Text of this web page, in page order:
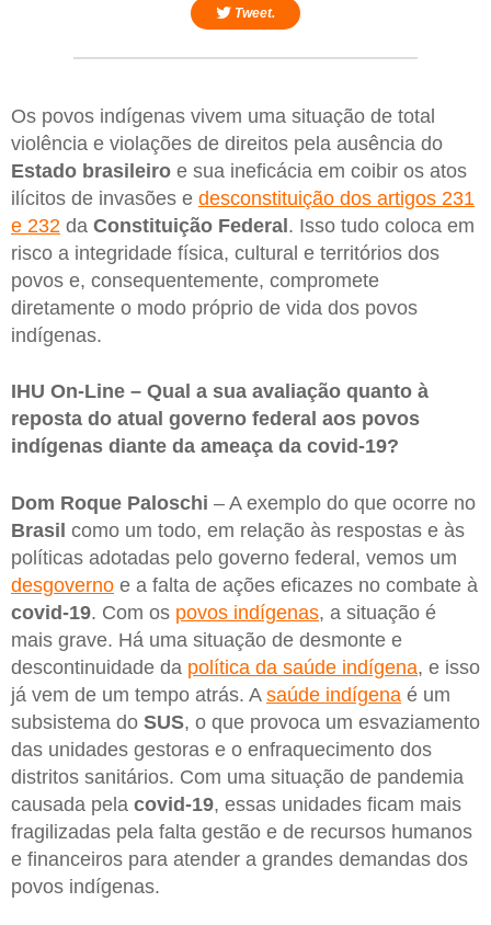
Tweet.
Os povos indígenas vivem uma situação de total
violência e violações de direitos pela ausência do
Estado brasileiro e sua ineficácia em coibir os atos
ilícitos de invasões e desconstituição dos artigos 231
e 232 da Constituição Federal. Isso tudo coloca em
risco a integridade física, cultural e territórios dos
povos e, consequentemente, compromete
diretamente o modo próprio de vida dos povos
indígenas.
IHU On-Line – Qual a sua avaliação quanto à
reposta do atual governo federal aos povos
indígenas diante da ameaça da covid-19?
Dom Roque Paloschi – A exemplo do que ocorre no
Brasil como um todo, em relação às respostas e às
políticas adotadas pelo governo federal, vemos um
desgoverno e a falta de ações eficazes no combate à
covid-19. Com os povos indígenas, a situação é
mais grave. Há uma situação de desmonte e
descontinuidade da política da saúde indígena, e isso
já vem de um tempo atrás. A saúde indígena é um
subsistema do SUS, o que provoca um esvaziamento
das unidades gestoras e o enfraquecimento dos
distritos sanitários. Com uma situação de pandemia
causada pela covid-19, essas unidades ficam mais
fragilizadas pela falta gestão e de recursos humanos
e financeiros para atender a grandes demandas dos
povos indígenas.